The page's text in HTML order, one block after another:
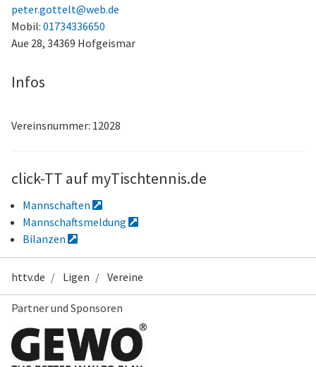
peter.gottelt@web.de
Mobil: 01734336650
Aue 28, 34369 Hofgeismar
Infos
Vereinsnummer: 12028
click-TT auf myTischtennis.de
Mannschaften
Mannschaftsmeldung
Bilanzen
httv.de Ligen Vereine
Partner und Sponsoren